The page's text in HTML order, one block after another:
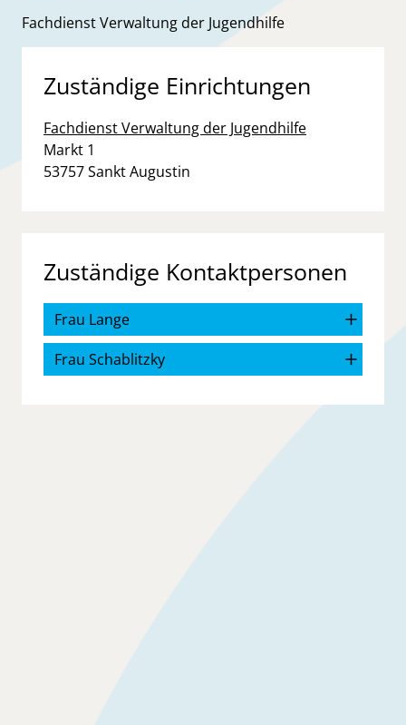
Fachdienst Verwaltung der Jugendhilfe
Zuständige Einrichtungen
Fachdienst Verwaltung der Jugendhilfe
Straße:
Markt Hausnummer:
1
PLZ:
53757Ort:
Sankt Augustin
Zuständige Kontaktpersonen
Frau Lange
Frau Schablitzky